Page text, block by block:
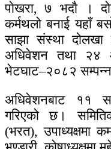
पाेखरा, ७ भदाै ।
कर्मथलो बनाई यहाँ
साझा संस्था
अधिवेशन तथा २४
भेटघाट–२०८२
अधिवेशनबाट ११
गरिएको छ।
(भरत), उपाध्यक्षमा